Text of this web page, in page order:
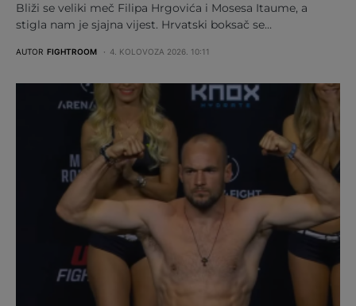
Bliži se veliki meč Filipa Hrgovića i Mosesa Itaume, a
stigla nam je sjajna vijest. Hrvatski boksač se…
AUTOR FIGHTROOM 4. KOLOVOZA 2026. 10:11